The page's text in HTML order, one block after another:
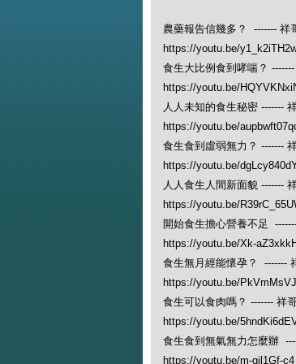
農藥報告信幾多？ ------- 祥
https://youtu.be/
食生大比例食到哮喘？
https://youtu.be/
人人未知的食生秘密 -------
https://youtu.be/
食生食到虛弱無力？ -------
https://youtu.be/
人人食生人間新面貌 -------
https://youtu.be/
開始食生擔心營養不足
https://youtu.be/Xk-
食生無月經能懷孕？ -------
https://youtu.be/
食生可以食肉嗎？ ------- 祥
https://youtu.be/
食生食到無氣無力怎麼辦
https://youtu.be/m-gjl1Gf-c4